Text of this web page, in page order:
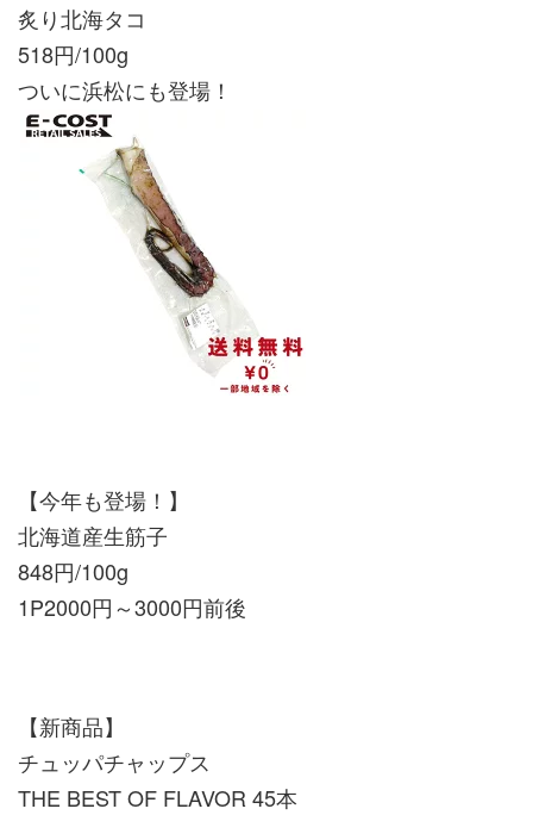
炙り北海タコ
518円/100g
ついに浜松にも登場！
【今年も登場！】
北海道産生筋子
848円/100g
1P2000円～3000円前後
【新商品】
チュッパチャップス
THE BEST OF FLAVOR 45本